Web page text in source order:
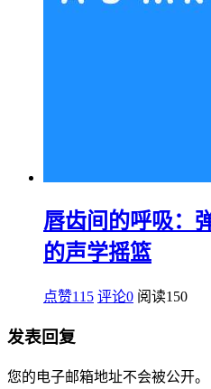
唇齿间的呼吸：
的声学摇篮
点赞115 评论0 阅读150
发表回复
您的电子邮箱地址不会被公开。